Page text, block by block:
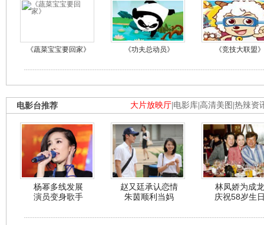
《蔬菜宝宝要回家》 《功夫总动员》 《竞技大联盟》
大片放映厅 电影库 高清美图 热辣资
电影台推荐
杨幂多线发展
演员变身歌手
赵又廷承认恋情
朱茵顺利当妈
林凤娇为成龙
庆祝58岁生